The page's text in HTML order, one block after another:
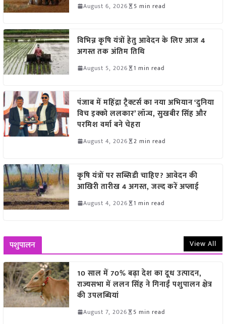
August 6, 2026 5 min read
विभिन्न कृषि यंत्रों हेतु आवेदन के लिए आज 4
अगस्त तक अंतिम तिथि
August 5, 2026 1 min read
पंजाब में महिंद्रा ट्रैक्टर्स का नया अभियान ‘दुनिया
विच इक्को ललकार’ लॉन्च, सुखबीर सिंह और
परमिश वर्मा बने चेहरा
August 4, 2026 2 min read
कृषि यंत्रों पर सब्सिडी चाहिए? आवेदन की
आखिरी तारीख 4 अगस्त, जल्द करें अप्लाई
August 4, 2026 1 min read
पशुपालन View All
10 साल में 70% बढ़ा देश का दूध उत्पादन,
राज्यसभा में ललन सिंह ने गिनाईं पशुपालन क्षेत्र
की उपलब्धियां
August 7, 2026 5 min read